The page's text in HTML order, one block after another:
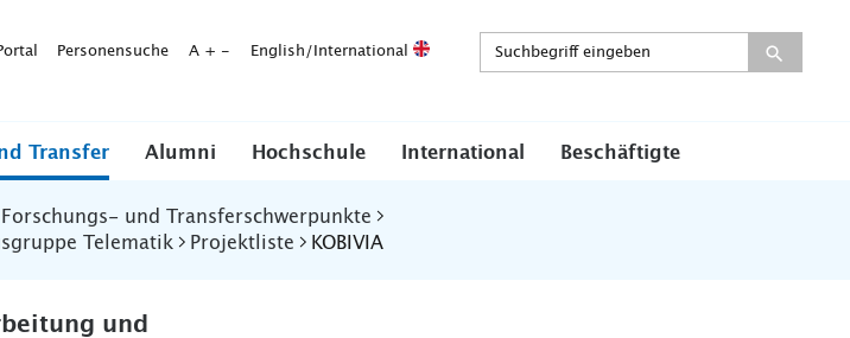
Personensuche A + - English/International
Transfer Alumni Hochschule International Beschäftigte
und Transferschwerpunkte
Telematik Projektliste KOBIVIA
und